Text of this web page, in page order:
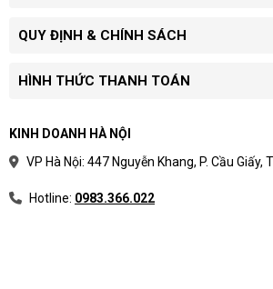
QUY ĐỊNH & CHÍNH SÁCH
HÌNH THỨC THANH TOÁN
KINH DOANH HÀ NỘI
VP Hà Nội: 447 Nguyễn Khang, P. Cầu Giấy,
Hotline: 0983.366.022